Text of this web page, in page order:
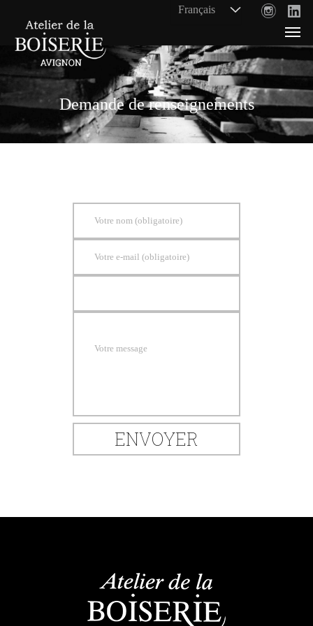
Demande de renseignements
Votre nom (obligatoire)
Votre e-mail (obligatoire)
Votre message